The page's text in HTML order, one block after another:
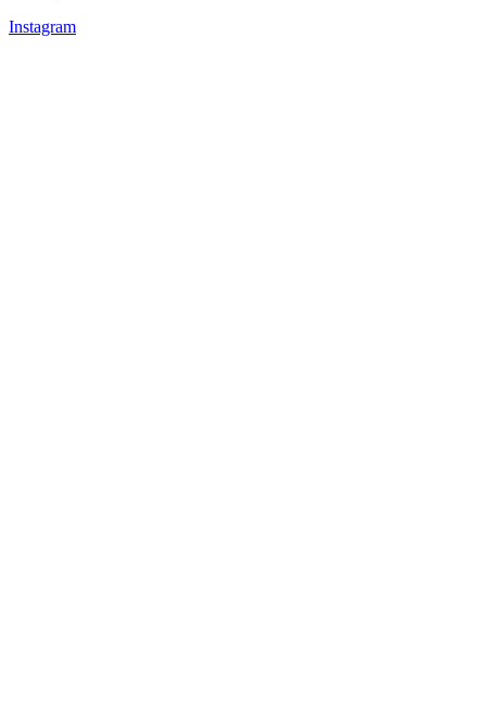
Instagram